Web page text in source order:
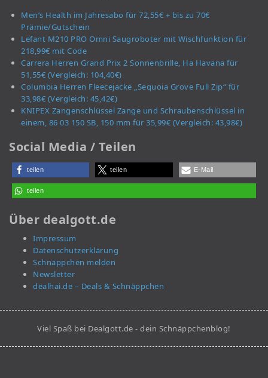
Men’s Health im Jahresabo für 72,55€ + bis zu 70€
Prämie/Gutschein
Lefant M210 PRO Omni Saugroboter mit Wischfunktion für
218,99€ mit Code
Carrera Herren Grand Prix 2 Sonnenbrille, Ha Havana für
51,55€ (Vergleich: 104,40€)
Columbia Herren Fleecejacke „Sequoia Grove Full Zip“ für
33,98€ (Vergleich: 45,42€)
KNIPEX Zangenschlüssel Zange und Schraubenschlüssel in
einem, 86 03 150 SB, 150 mm für 35,99€ (Vergleich: 43,98€)
Social Media / Teilen
teilen teilen E-Mail
teilen
Über dealgott.de
Impressum
Datenschutzerklärung
Schnäppchen melden
Newsletter
dealhai.de – Deals & Schnäppchen
Viel Spaß bei Dealgott.de - dein Schnäppchenblog!